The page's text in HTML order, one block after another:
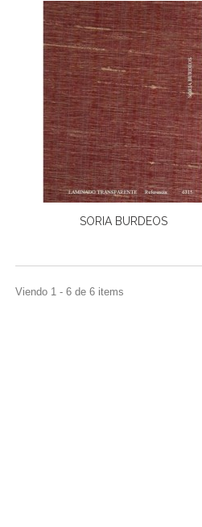
SORIA BURDEOS
Viendo 1 - 6 de 6 items